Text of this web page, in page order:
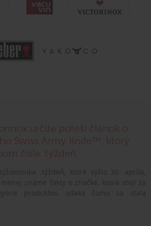
určite poteší článok o
Swiss Army Knife™, ktorý
čísle .týždeň